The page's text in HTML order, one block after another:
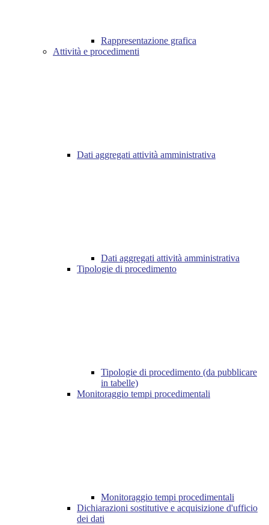
Rappresentazione grafica
Attività e procedimenti
Dati aggregati attività amministrativa
Dati aggregati attività amministrativa
Tipologie di procedimento
Tipologie di procedimento (da pubblicare
in tabelle)
Monitoraggio tempi procedimentali
Monitoraggio tempi procedimentali
Dichiarazioni sostitutive e acquisizione d'ufficio
dei dati